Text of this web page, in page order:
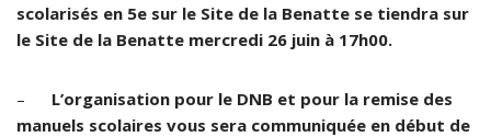
scolarisés en 5e sur le Site de la Benatte se tiendra sur
le Site de la Benatte mercredi 26 juin à 17h00.
– L’organisation pour le DNB et pour la remise des
manuels scolaires vous sera communiquée en début de